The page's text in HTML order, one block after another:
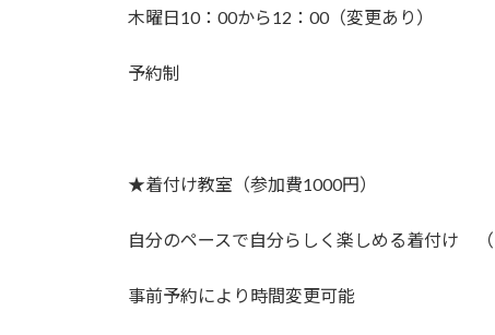
木曜日10：00から12：00（変更あり）
予約制
★着付け教室（参加費1000円）
自分のペースで自分らしく楽しめる着付け （
事前予約により時間変更可能